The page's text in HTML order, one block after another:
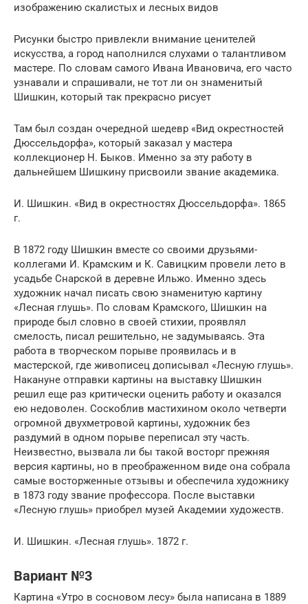
изображению скалистых и лесных видов
Рисунки быстро привлекли внимание ценителей
искусства, а город наполнился слухами о талантливом
мастере. По словам самого Ивана Ивановича, его часто
узнавали и спрашивали, не тот ли он знаменитый
Шишкин, который так прекрасно рисует
Там был создан очередной шедевр «Вид окрестностей
Дюссельдорфа», который заказал у мастера
коллекционер Н. Быков. Именно за эту работу в
дальнейшем Шишкину присвоили звание академика.
И. Шишкин. «Вид в окрестностях Дюссельдорфа». 1865
г.
В 1872 году Шишкин вместе со своими друзьями-
коллегами И. Крамским и К. Савицким провели лето в
усадьбе Снарской в деревне Ильжо. Именно здесь
художник начал писать свою знаменитую картину
«Лесная глушь». По словам Крамского, Шишкин на
природе был словно в своей стихии, проявлял
смелость, писал решительно, не задумываясь. Эта
работа в творческом порыве проявилась и в
мастерской, где живописец дописывал «Лесную глушь».
Накануне отправки картины на выставку Шишкин
решил еще раз критически оценить работу и оказался
ею недоволен. Соскоблив мастихином около четверти
огромной двухметровой картины, художник без
раздумий в одном порыве переписал эту часть.
Неизвестно, вызвала ли бы такой восторг прежняя
версия картины, но в преображенном виде она собрала
самые восторженные отзывы и обеспечила художнику
в 1873 году звание профессора. После выставки
«Лесную глушь» приобрел музей Академии художеств.
И. Шишкин. «Лесная глушь». 1872 г.
Вариант №3
Картина «Утро в сосновом лесу» была написана в 1889